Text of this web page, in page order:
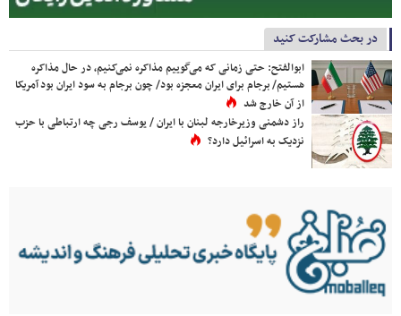
در بحث مشارکت کنید
ابوالفتح: حتی زمانی که می‌گوییم مذاکره نمی‌کنیم، در حال مذاکره
هستیم/ برجام برای ایران معجزه بود/ چون برجام به سود ایران بود آمریکا
از آن خارج شد
راز دشمنی وزیرخارجه لبنان با ایران / یوسف رجی چه ارتباطی با حزب
نزدیک به اسرائیل دارد؟